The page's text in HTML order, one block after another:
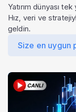
Yatırım dünyası
Hız, veri ve
geldin.
Size en uygun